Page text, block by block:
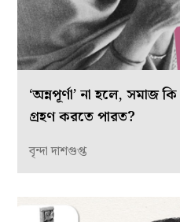
‘অন্নপূর্ণা’ না হলে, সমাজ
গ্রহণ করতে পারত?
বৃন্দা দাশগুপ্ত